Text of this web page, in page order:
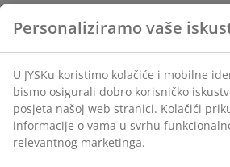
Personaliziramo vaše
U JYSKu koristimo kolačiće i mobilne
bismo osigurali dobro korisničko
posjeta našoj web stranici. Kolačići
informacije o vama u svrhu
relevantnog marketinga.